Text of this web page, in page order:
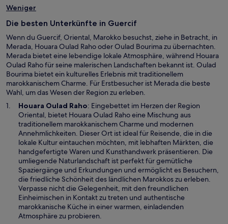
u
n
F
e
n
s
t
e
r
g
e
ö
f
f
n
e
t
Weniger
Die besten Unterkünfte in Guercif
Wenn du Guercif, Oriental, Marokko besuchst, ziehe in Betracht, in
Merada, Houara Oulad Raho oder Oulad Bourima zu übernachten.
Merada bietet eine lebendige lokale Atmosphäre, während Houara
Oulad Raho für seine malerischen Landschaften bekannt ist. Oulad
Bourima bietet ein kulturelles Erlebnis mit traditionellem
marokkanischem Charme. Für Erstbesucher ist Merada die beste
Wahl, um das Wesen der Region zu erleben.
Houara Oulad RahoW
i
r
d
i
n
e
i
n
e
m
n
e
: Eingebettet im Herzen der Region
Oriental, bietet Houara Oulad Raho eine Mischung aus
traditionellem marokkanischem Charme und modernen
Annehmlichkeiten. Dieser Ort ist ideal für Reisende, die in die
lokale Kultur eintauchen möchten, mit lebhaften Märkten, die
handgefertigte Waren und Kunsthandwerk präsentieren. Die
umliegende Naturlandschaft ist perfekt für gemütliche
Spaziergänge und Erkundungen und ermöglicht es Besuchern,
die friedliche Schönheit des ländlichen Marokkos zu erleben.
Verpasse nicht die Gelegenheit, mit den freundlichen
Einheimischen in Kontakt zu treten und authentische
marokkanische Küche in einer warmen, einladenden
Atmosphäre zu probieren.